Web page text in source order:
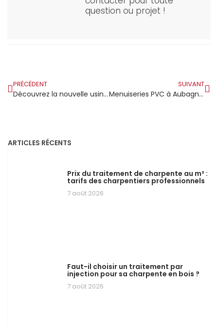
question ou projet !
PRÉCÉDENT
Découvrez la nouvelle usine de fabrication de charpente en bois qui voit le jour en Maine-et-Loire
SUIVANT
Menuiseries PVC à Aubagne : allier performance, prix et esthétique
ARTICLES RÉCENTS
Prix du traitement de charpente au m² :
tarifs des charpentiers professionnels
7 août 2026
Faut-il choisir un traitement par
injection pour sa charpente en bois ?
7 août 2026